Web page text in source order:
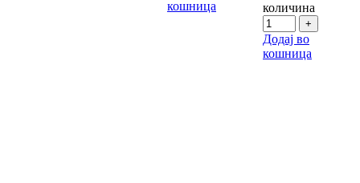
кошница
количина
Додај во
кошница